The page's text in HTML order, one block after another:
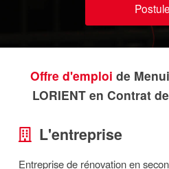
Offre d'emploi de
LORIENT en Contrat
L'entreprise
Entreprise de rénovation en